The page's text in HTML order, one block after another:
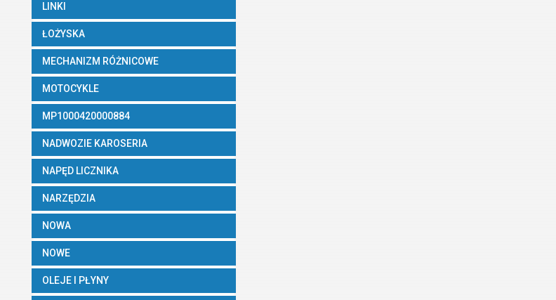
LINKI
ŁOŻYSKA
MECHANIZM RÓŻNICOWE
MOTOCYKLE
MP1000420000884
NADWOZIE KAROSERIA
NAPĘD LICZNIKA
NARZĘDZIA
NOWA
NOWE
OLEJE I PŁYNY